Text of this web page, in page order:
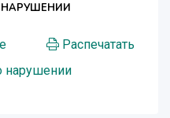
Распечатать
нарушении